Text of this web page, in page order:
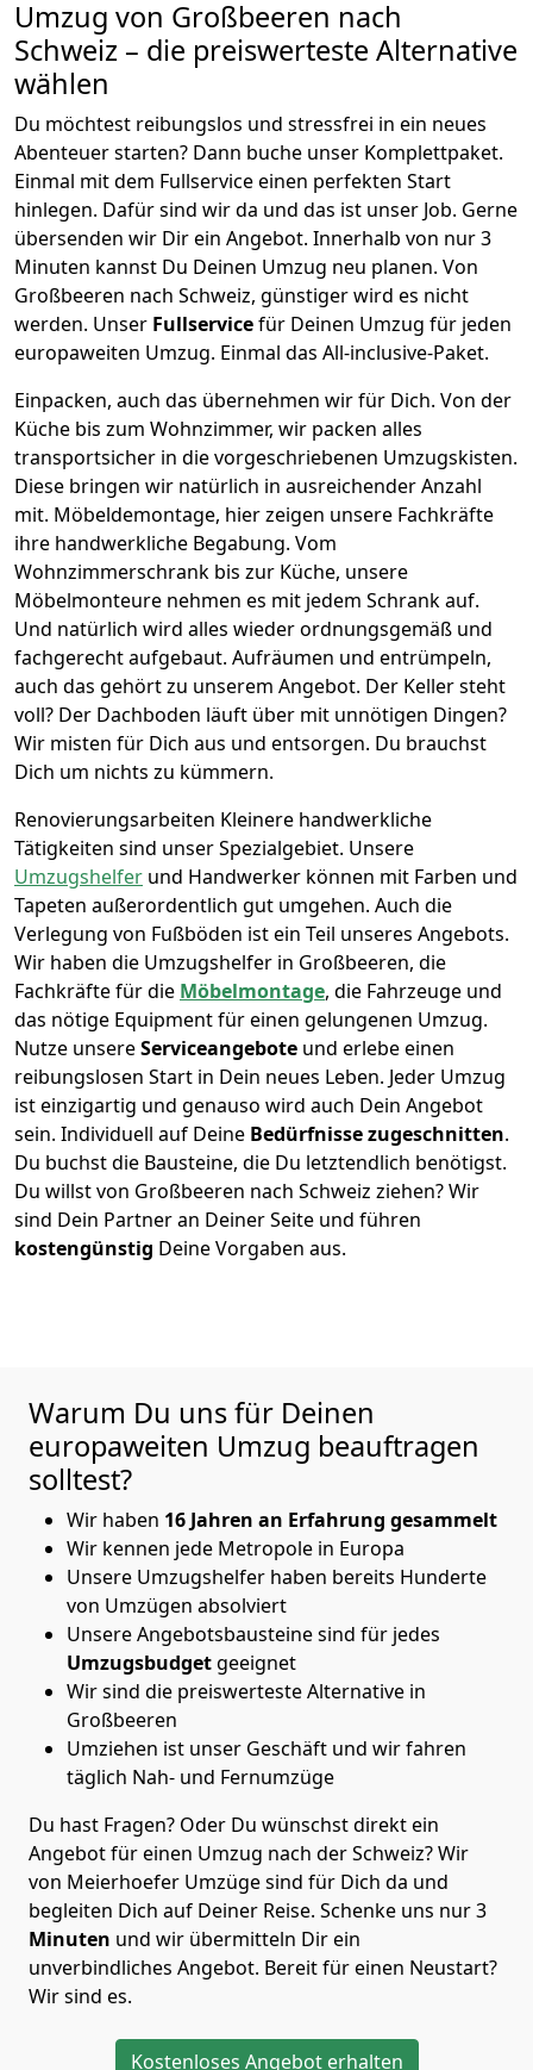
Umzug von Großbeeren nach
Schweiz – die preiswerteste Alternative
wählen
Du möchtest reibungslos und stressfrei in ein neues
Abenteuer starten? Dann buche unser Komplettpaket.
Einmal mit dem Fullservice einen perfekten Start
hinlegen. Dafür sind wir da und das ist unser Job. Gerne
übersenden wir Dir ein Angebot. Innerhalb von nur3
Minuten kannst Du Deinen Umzug neu planen. Von
Großbeeren nach Schweiz, günstiger wird es nicht
werden. Unser Fullservicefür Deinen Umzug für jeden
europaweiten Umzug. Einmal das All-inclusive-Paket.
Einpacken, auch das übernehmen wir für Dich. Von der
Küche bis zum Wohnzimmer, wir packen alles
transportsicher in die vorgeschriebenen Umzugskisten.
Diese bringen wir natürlich in ausreichender Anzahl
mit. Möbeldemontage, hier zeigen unsere Fachkräfte
ihre handwerkliche Begabung. Vom
Wohnzimmerschrank bis zur Küche, unsere
Möbelmonteure nehmen es mit jedem Schrank auf.
Und natürlich wird alles wieder ordnungsgemäß und
fachgerecht aufgebaut. Aufräumen und entrümpeln,
auch das gehört zu unserem Angebot. Der Keller steht
voll? Der Dachboden läuft über mit unnötigen Dingen?
Wir misten für Dich aus und entsorgen. Du brauchst
Dich um nichts zu kümmern.
Renovierungsarbeiten Kleinere handwerkliche
Tätigkeiten sind unser Spezialgebiet. Unsere
Umzugshelfer und Handwerker können mit Farben und
Tapeten außerordentlich gut umgehen. Auch die
Verlegung von Fußböden ist ein Teil unseres Angebots.
Wir haben die Umzugshelfer in Großbeeren, die
Fachkräfte für die Möbelmontage, die Fahrzeuge und
das nötige Equipment für einen gelungenen Umzug.
Nutze unsereServiceangebote und erlebe einen
reibungslosen Start in Dein neues Leben. Jeder Umzug
ist einzigartig und genauso wird auch Dein Angebot
sein. Individuell auf Deine Bedürfnisse zugeschnitten.
Du buchst die Bausteine, die Du letztendlich benötigst.
Du willst von Großbeeren nach Schweiz ziehen? Wir
sind Dein Partner an Deiner Seite und führen
kostengünstig Deine Vorgaben aus.
Warum Du uns für Deinen
europaweiten Umzug beauftragen
solltest?
Wir haben 16 Jahren an Erfahrung gesammelt
Wir kennen jede Metropole in Europa
Unsere Umzugshelfer haben bereits Hunderte
von Umzügen absolviert
Unsere Angebotsbausteine sind für jedes
Umzugsbudgetgeeignet
Wir sind die preiswerteste Alternative in
Großbeeren
Umziehen ist unser Geschäft und wir fahren
täglich Nah- und Fernumzüge
Du hast Fragen? Oder Du wünschst direkt ein
Angebot für einen Umzug nach der Schweiz? Wir
von Meierhoefer Umzügesind für Dich da und
begleiten Dich auf Deiner Reise. Schenke uns nur3
Minuten und wir übermitteln Dir ein
unverbindliches Angebot. Bereit für einen Neustart?
Wir sind es.
Kostenloses Angebot erhalten